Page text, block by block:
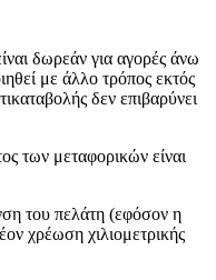
δωρεάν για αγορές άνω
με άλλο τρόπος εκτός
δεν επιβαρύνει
των μεταφορικών είναι
του πελάτη (εφόσον η
χρέωση χιλιομετρικής